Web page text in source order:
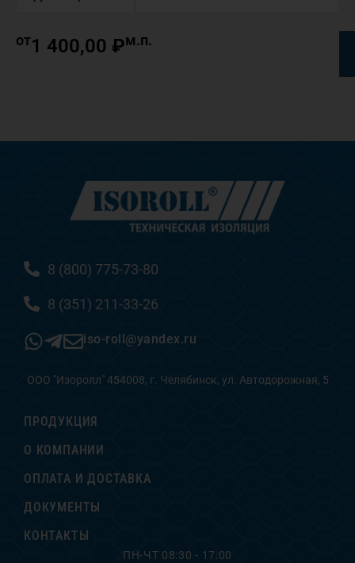
от1 400,00 ₽м.п.
8 (800) 775-73-80
8 (351) 211-33-26
iso-roll@yandex.ru
ООО "Изоролл" 454008, г. Челябинск, ул. Автодорожная, 5
ПРОДУКЦИЯ
О КОМПАНИИ
ОПЛАТА И ДОСТАВКА
ДОКУМЕНТЫ
КОНТАКТЫ
ПН-ЧТ 08:30 - 17:00